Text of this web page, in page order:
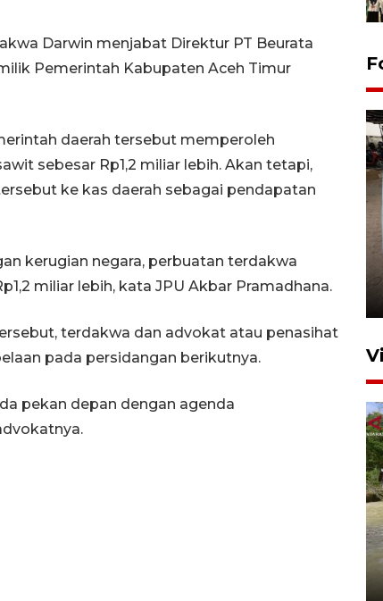
Darwin menjabat Direktur PT Beurata
Pemerintah Kabupaten Aceh Timur
daerah tersebut memperoleh
sebesar Rp1,2 miliar lebih. Akan tetapi,
ke kas daerah sebagai pendapatan
kerugian negara, perbuatan terdakwa
miliar lebih, kata JPU Akbar Pramadhana.
terdakwa dan advokat atau penasihat
pada persidangan berikutnya.
pekan depan dengan agenda
FOTO - Arus libur Panjang ke
Sabang meningkat
2 Juni 2026 10:33